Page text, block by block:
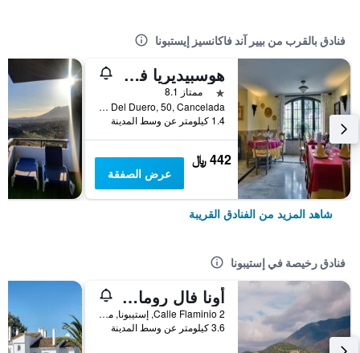
فنادق بالقرب من بيير آند فاكانسيز إيستبونا
هوسبيديريا في سينتيناريو
نجمة واحدة
ممتاز 8.1
Marques Del Duero, 50, Cancelada, إستيبونا, منطقة أندلوسيا, أسبانيا
1.4 كيلومتر عن وسط المدينة
442 ﷼
عرض الصفقة
شاهد المزيد من الفنادق القريبة
فنادق رخيصة في إستيبونا
أونا فال رومانو غولف & ريزورت
Calle Flaminio 2, إستيبونا, منطقة أندلوسيا, أسبانيا
3.6 كيلومتر عن وسط المدينة